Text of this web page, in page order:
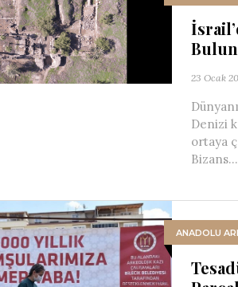
23 Ocak
Denizi
ortaya
Bizans...
ANADOLU